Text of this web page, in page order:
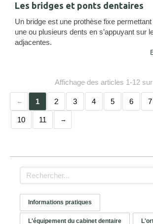
Les bridges et ponts dentaires
Un bridge est une prothèse fixe
une ou plusieurs dents en s’appuyant sur
adjacentes.
Affichage des articles 1-12
1 2 3 4 5 6 7
10 11
Rechercher
Informations pratiques
L'équipement du cabinet dentaire